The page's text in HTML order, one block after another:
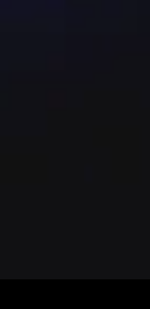
障礙者身份認證；
費；逾期不受理。
票規定。 - 嚴禁攜
、錄影、錄音。 -
辦理。 - 請勿透過
請於演出開始後 10
戶且開通非約定轉